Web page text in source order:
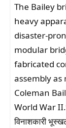
The Bailey
heavy
disaster-
modular
fabricated
assembly
Coleman
World War
विनाशकारी